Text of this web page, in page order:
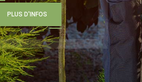
P LUS D' N FOS